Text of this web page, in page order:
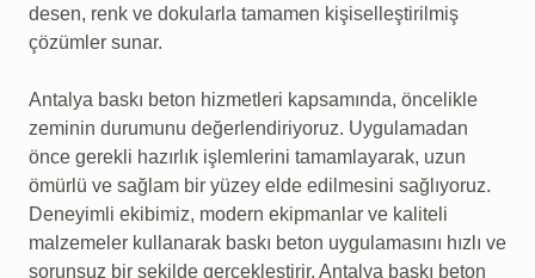
desen, renk ve dokularla tamamen kişiselleştirilmiş
çözümler sunar.
Antalya baskı beton hizmetleri kapsamında, öncelikle
zeminin durumunu değerlendiriyoruz. Uygulamadan
önce gerekli hazırlık işlemlerini tamamlayarak, uzun
ömürlü ve sağlam bir yüzey elde edilmesini sağlıyoruz.
Deneyimli ekibimiz, modern ekipmanlar ve kaliteli
malzemeler kullanarak baskı beton uygulamasını hızlı ve
sorunsuz bir şekilde gerçekleştirir. Antalya baskı beton